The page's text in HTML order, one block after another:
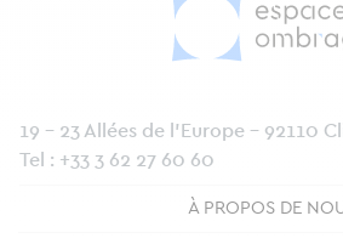
19 - 23 Allées de l’Europe - 92110
Tel : +33 3 62 27 60 60
À PROPOS DE